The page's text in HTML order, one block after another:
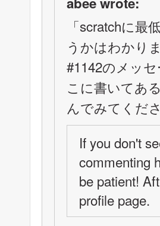
「scratchに
うかはわかり
#1142のメッ
こに書いてあ
んでみてくだ
If you don't
commenting
be patient!
profile page.